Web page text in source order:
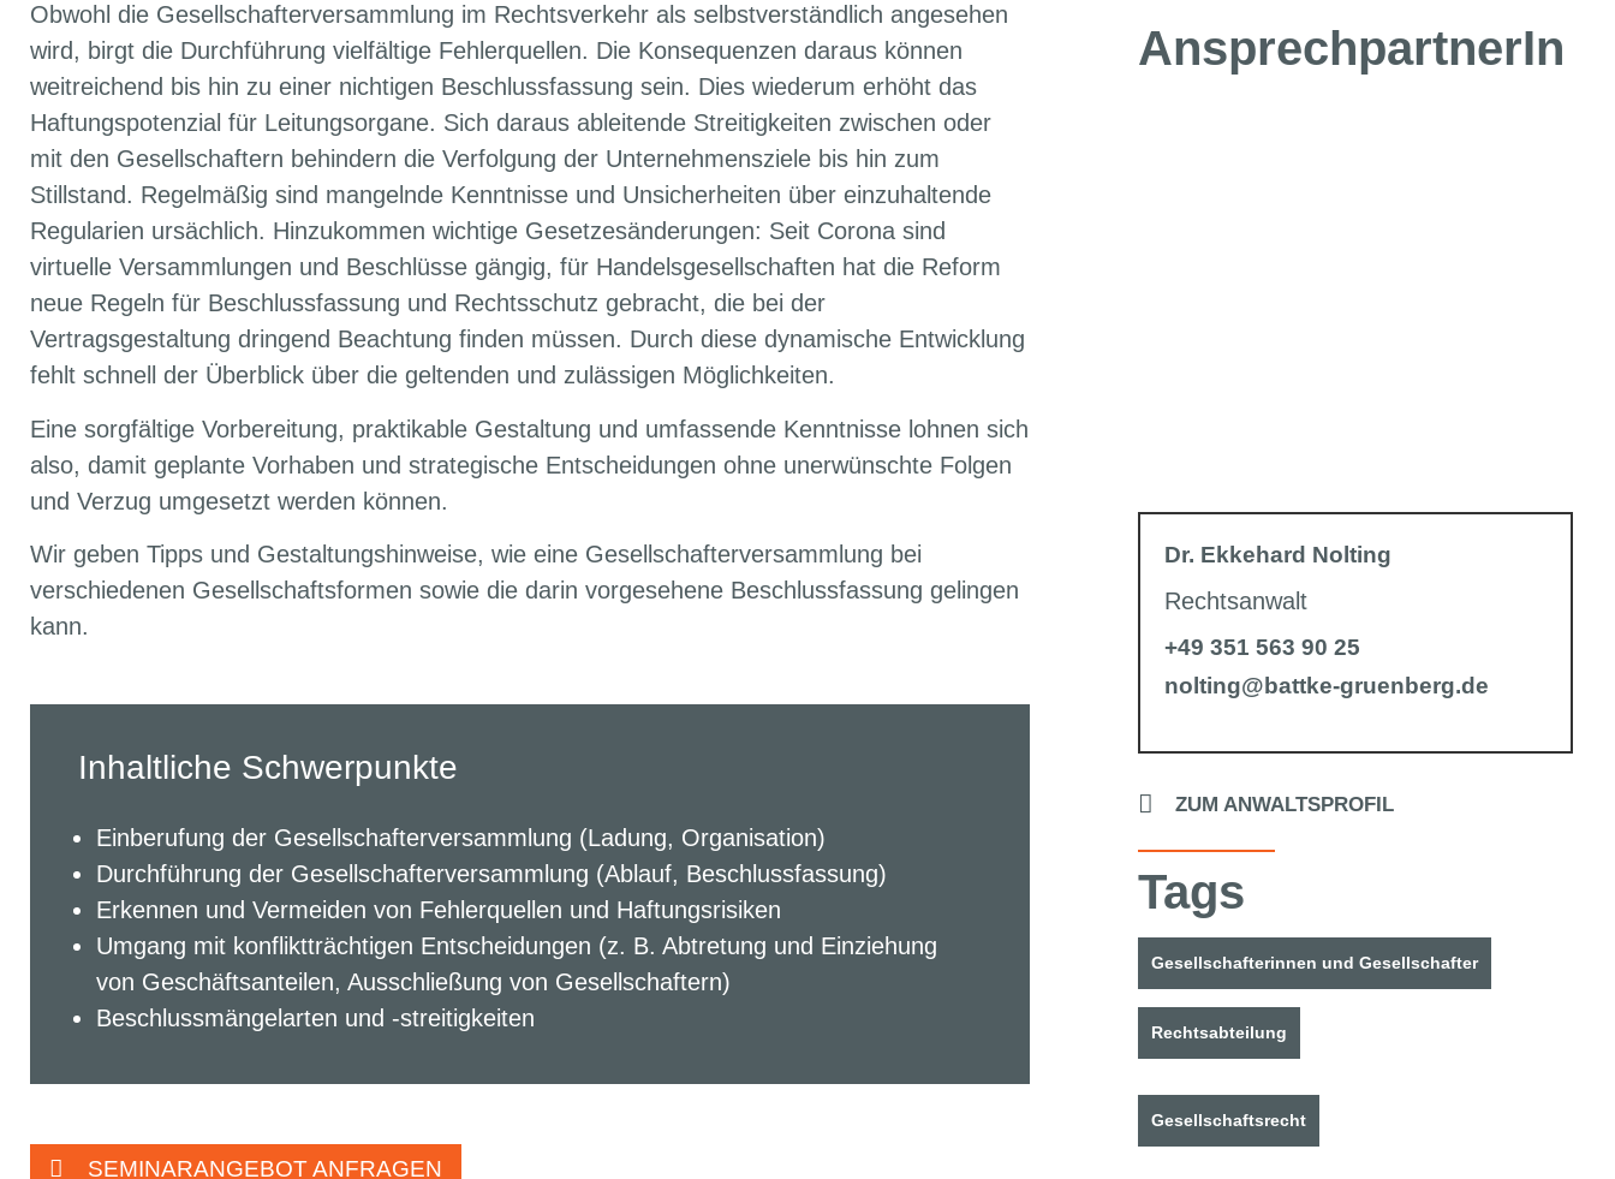
Obwohl die Gesellschafterversammlung im Rechtsverkehr als selbstverständlich angesehen
wird, birgt die Durchführung vielfältige Fehlerquellen. Die Konsequenzen daraus können
weitreichend bis hin zu einer nichtigen Beschlussfassung sein. Dies wiederum erhöht das
Haftungspotenzial für Leitungsorgane. Sich daraus ableitende Streitigkeiten zwischen oder
mit den Gesellschaftern behindern die Verfolgung der Unternehmensziele bis hin zum
Stillstand. Regelmäßig sind mangelnde Kenntnisse und Unsicherheiten über einzuhaltende
Regularien ursächlich. Hinzukommen wichtige Gesetzesänderungen: Seit Corona sind
virtuelle Versammlungen und Beschlüsse gängig, für Handelsgesellschaften hat die Reform
neue Regeln für Beschlussfassung und Rechtsschutz gebracht, die bei der
Vertragsgestaltung dringend Beachtung finden müssen. Durch diese dynamische Entwicklung
fehlt schnell der Überblick über die geltenden und zulässigen Möglichkeiten.
Eine sorgfältige Vorbereitung, praktikable Gestaltung und umfassende Kenntnisse lohnen sich
also, damit geplante Vorhaben und strategische Entscheidungen ohne unerwünschte Folgen
und Verzug umgesetzt werden können.
Wir geben Tipps und Gestaltungshinweise, wie eine Gesellschafterversammlung bei
verschiedenen Gesellschaftsformen sowie die darin vorgesehene Beschlussfassung gelingen
kann.
Inhaltliche Schwerpunkte
Einberufung der Gesellschafterversammlung (Ladung, Organisation)
Durchführung der Gesellschafterversammlung (Ablauf, Beschlussfassung)
Erkennen und Vermeiden von Fehlerquellen und Haftungsrisiken
Umgang mit konfliktträchtigen Entscheidungen (z. B. Abtretung und Einziehung
von Geschäftsanteilen, Ausschließung von Gesellschaftern)
Beschlussmängelarten und -streitigkeiten
SEMINARANGEBOT ANFRAGEN
AnsprechpartnerIn
Dr. Ekkehard Nolting
Rechtsanwalt
+49 351 563 90 25
nolting@battke-gruenberg.de
ZUM ANWALTSPROFIL
Tags
Gesellschafterinnen und Gesellschafter
Rechtsabteilung
Gesellschaftsrecht